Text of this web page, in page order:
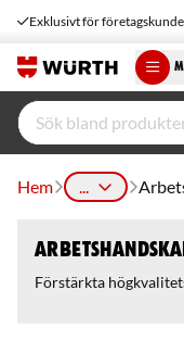
Exklusivt för
Hem ...
Förstärkta